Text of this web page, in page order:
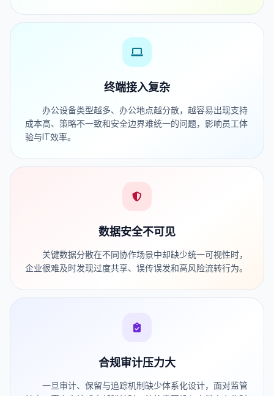
终端接入复杂
办公设备类型越多、办公地点越分散，越容易出现支持
成本高、策略不一致和安全边界难统一的问题，影响员工体
验与IT效率。
数据安全不可见
关键数据分散在不同协作场景中却缺少统一可视性时，
企业很难及时发现过度共享、误传误发和高风险流转行为。
合规审计压力大
一旦审计、保留与追踪机制缺少体系化设计，面对监管